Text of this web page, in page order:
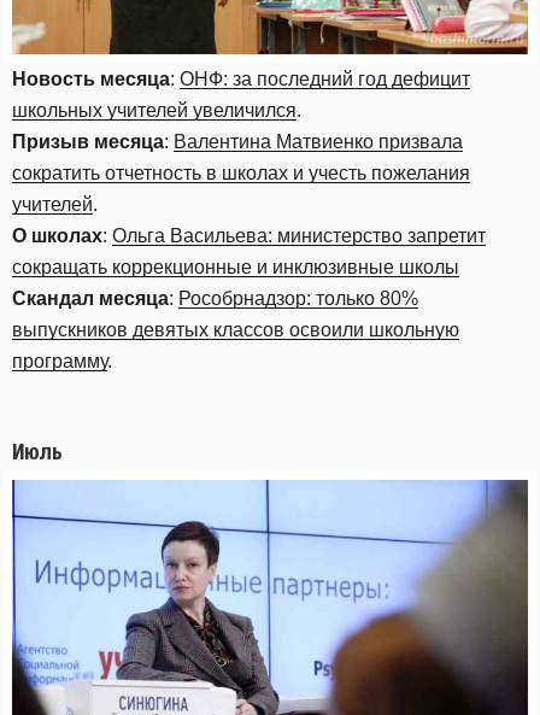
Новость месяца: ОНФ: за последний год дефицит
школьных учителей увеличился.
Призыв месяца: Валентина Матвиенко призвала
сократить отчетность в школах и учесть пожелания
учителей.
О школах: Ольга Васильева: министерство запретит
сокращать коррекционные и инклюзивные школы
Скандал месяца: Рособрнадзор: только 80%
выпускников девятых классов освоили школьную
программу.
Июль